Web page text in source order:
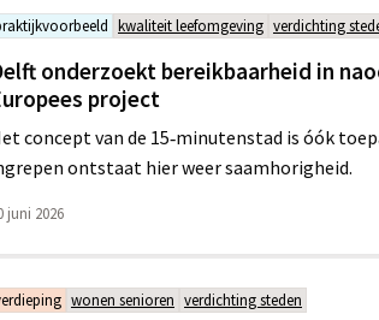
kwaliteit leefomgeving verdichting
onderzoekt bereikbaarheid in
project
concept van de 15‑minutenstad is óók
ontstaat hier weer saamhorigheid.
juni 2026
wonen senioren verdichting steden